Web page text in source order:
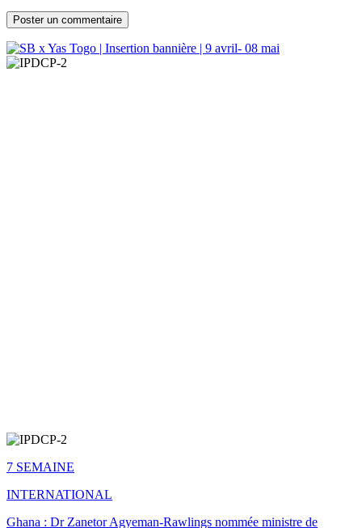
7 SEMAINE
INTERNATIONAL
Ghana : Dr Zanetor Agyeman-Rawlings nommée ministre de